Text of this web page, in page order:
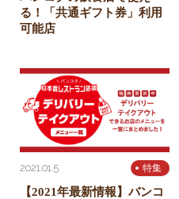
る！「共通ギフト券」利用
可能店
2021.01.5 特集
【2021年最新情報】バンコ